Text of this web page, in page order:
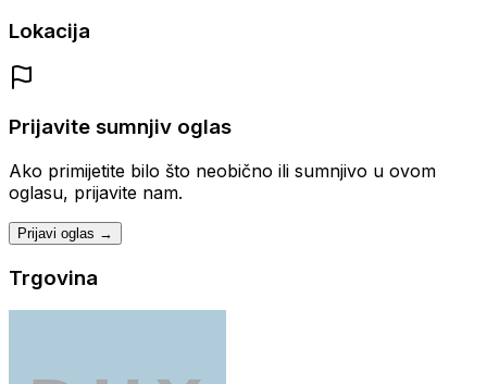
Lokacija
Prijavite sumnjiv oglas
Ako primijetite bilo što neobično ili sumnjivo u ovom
oglasu, prijavite nam.
Prijavi oglas →
Trgovina